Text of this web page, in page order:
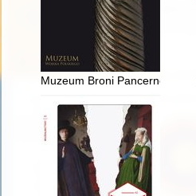
Muzeum Broni Pancernej w